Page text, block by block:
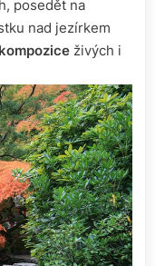
posedět na
nad jezírkem
kompozice živých i